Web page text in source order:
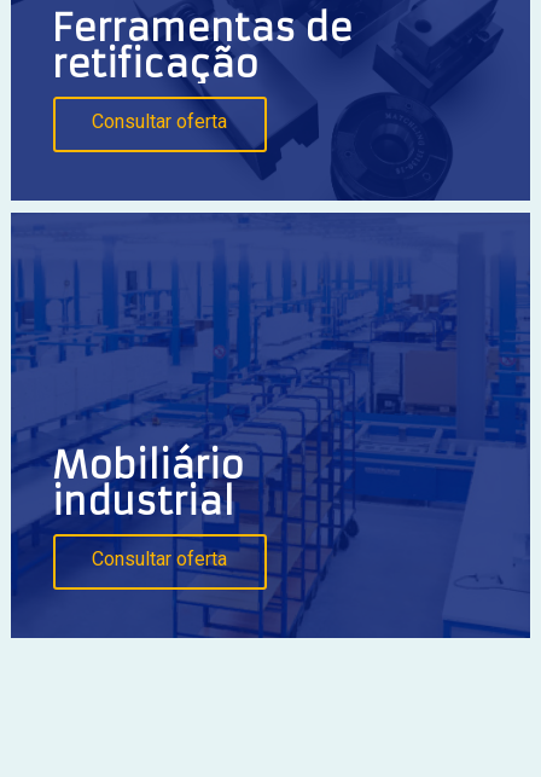
Ferramentas de
retificação
Consultar oferta
Mobiliário
industrial
Consultar oferta